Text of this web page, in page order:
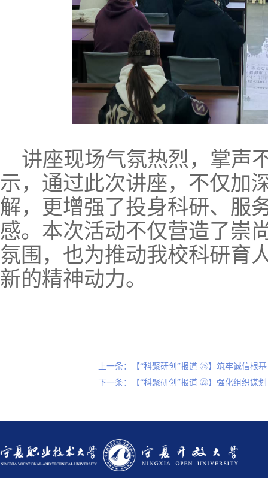
讲座现场气氛热烈，掌声
示，通过此次讲座，不仅加
解，更增强了投身科研、服
感。本次活动不仅营造了崇
氛围，也为推动我校科研育
新的精神动力。
上一条：【“科聚研创”报道 ㉕】筑牢诚信根
下一条：【“科聚研创”报道 ㉓】强化组织谋